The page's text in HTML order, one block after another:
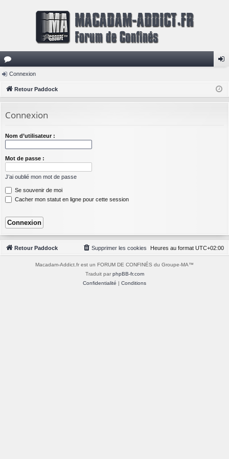
or
u
s
ne
Connexion
Retour Paddock
Connexion
Nom d’utilisateur :
Mot de passe :
J’ai oublié mon mot de passe
Se souvenir de moi
Cacher mon statut en ligne pour cette session
Retour Paddock Heures au format UTC+02:00
Supprimer les cookies
Macadam-Addict.fr est un FORUM DE CONFINÉS du Groupe-MA™
Traduit par phpBB-fr.com
Confidentialité | Conditions